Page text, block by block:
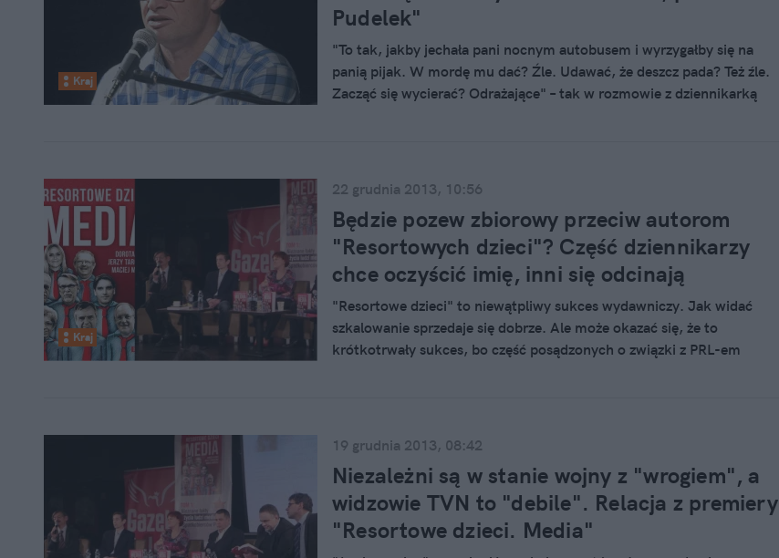
Kraj
Pudelek"
"To tak, jakby jechała pani nocnym autobusem i wyrzygałby się na
panią pijak. W mordę mu dać? Źle. Udawać, że deszcz pada? Też źle.
Zacząć się wycierać? Odrażające" – tak w rozmowie z dziennikarką
Kraj
22 grudnia 2013, 10:56
Będzie pozew zbiorowy przeciw autorom
"Resortowych dzieci"? Część dziennikarzy
chce oczyścić imię, inni się odcinają
"Resortowe dzieci" to niewątpliwy sukces wydawniczy. Jak widać
szkalowanie sprzedaje się dobrze. Ale może okazać się, że to
krótkotrwały sukces, bo część posądzonych o związki z PRL-em
sądu.
19 grudnia 2013, 08:42
Niezależni są w stanie wojny z "wrogiem", a
widzowie TVN to "debile". Relacja z premiery
"Resortowe dzieci. Media"